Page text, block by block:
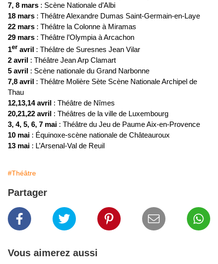
7, 8 mars : Scène Nationale d’Albi
18 mars : Théâtre Alexandre Dumas Saint-Germain-en-Laye
22 mars : Théâtre la Colonne à Miramas
29 mars : Théâtre l’Olympia à Arcachon
1er avril : Théâtre de Suresnes Jean Vilar
2 avril : Théâtre Jean Arp Clamart
5 avril : Scène nationale du Grand Narbonne
7,8 avril : Théâtre Molière Sète Scène Nationale Archipel de
Thau
12,13,14 avril : Théâtre de Nîmes
20,21,22 avril : Théâtres de la ville de Luxembourg
3, 4, 5, 6, 7 mai : Théâtre du Jeu de Paume Aix-en-Provence
10 mai : Équinoxe-scène nationale de Châteauroux
13 mai : L’Arsenal-Val de Reuil
#Théâtre
Partager
Vous aimerez aussi